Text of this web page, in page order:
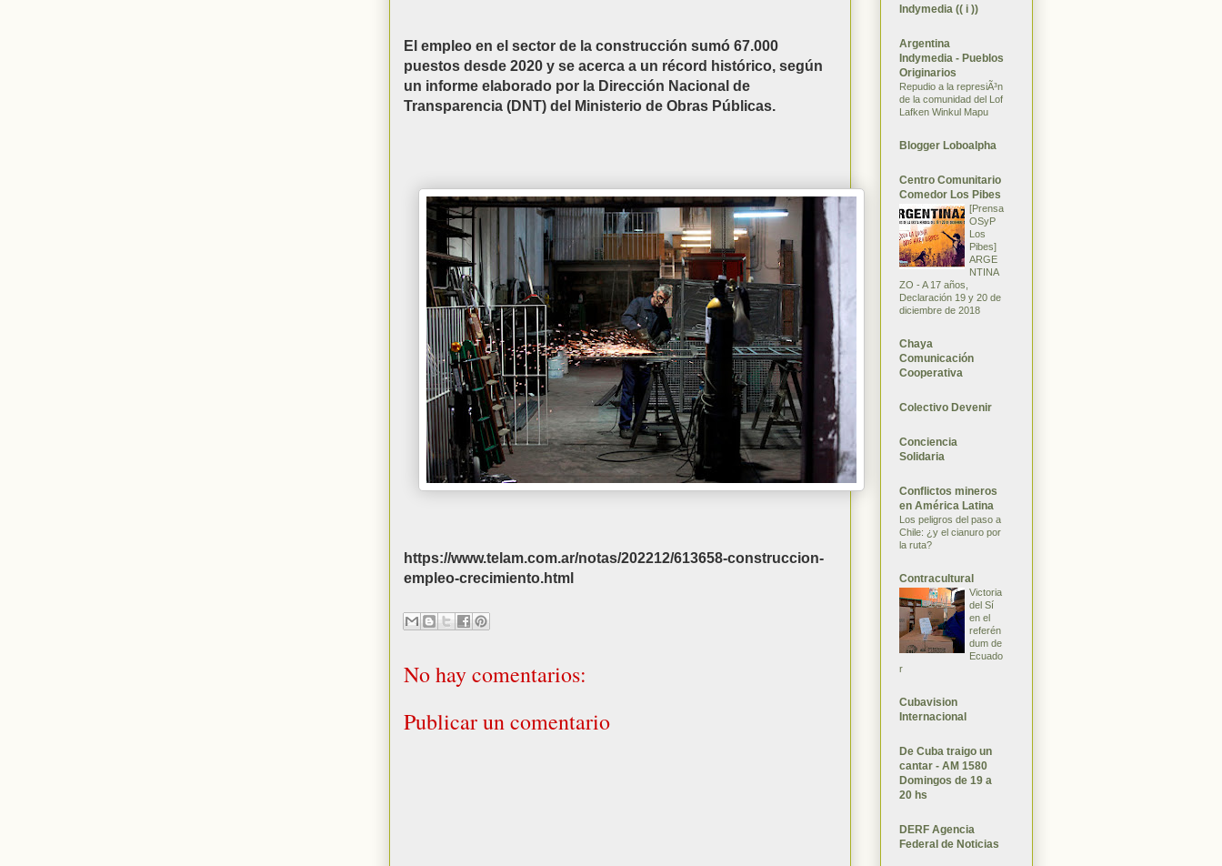
El empleo en el sector de la construcción sumó 67.000
puestos desde 2020 y se acerca a un récord histórico, según
un informe elaborado por la Dirección Nacional de
Transparencia (DNT) del Ministerio de Obras Públicas.
https://www.telam.com.ar/notas/202212/613658-construccion-
empleo-crecimiento.html
No hay comentarios:
Publicar un comentario
Indymedia (( i ))
Argentina
Indymedia - Pueblos
Originarios
Repudio a la represiÃ³n
de la comunidad del Lof
Lafken Winkul Mapu
Blogger Loboalpha
Centro Comunitario
Comedor Los Pibes
[Prensa
OSyP
Los
Pibes]
ARGE
NTINA
ZO - A 17 años,
Declaración 19 y 20 de
diciembre de 2018
Chaya
Comunicación
Cooperativa
Colectivo Devenir
Conciencia
Solidaria
Conflictos mineros
en América Latina
Los peligros del paso a
Chile: ¿y el cianuro por
la ruta?
Contracultural
Victoria
del Sí
en el
referén
dum de
Ecuado
r
Cubavision
Internacional
De Cuba traigo un
cantar - AM 1580
Domingos de 19 a
20 hs
DERF Agencia
Federal de Noticias